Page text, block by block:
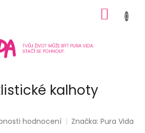
KOŠÍK
kalhoty
hodnocení Značka:Pura Vida